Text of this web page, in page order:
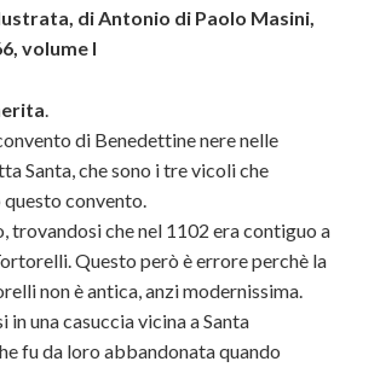
di Antonio di Paolo Masini,
volume I
.
di Benedettine nere nelle
Santa, che sono i tre vicoli che
convento.
trovandosi che nel 1102 era contiguo a
Questo però è errore perchè la
non è antica, anzi modernissima.
in una casuccia vicina a Santa
fu da loro abbandonata quando